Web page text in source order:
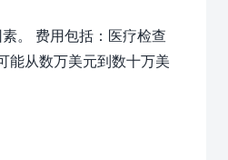
。 费用包括：医疗检查
能从数万美元到数十万美